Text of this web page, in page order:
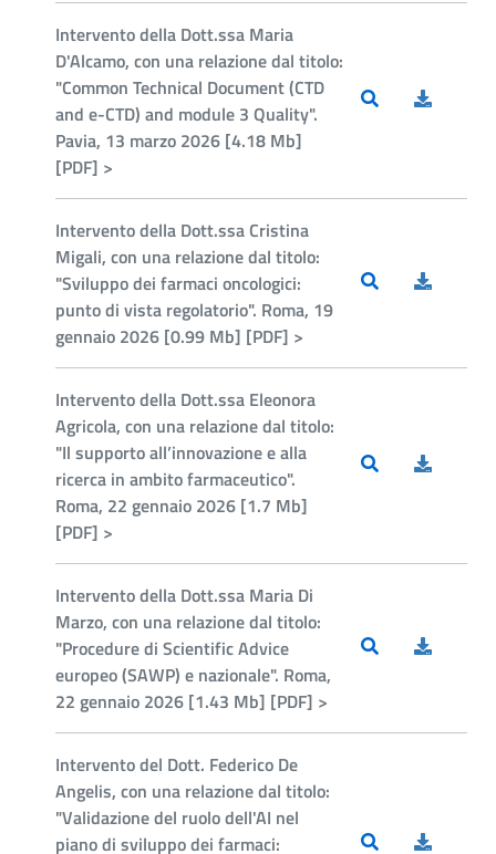
Intervento della Dott.ssa Maria
D'Alcamo, con una relazione dal titolo:
"Common Technical Document (CTD
and e-CTD) and module 3 Quality".
Pavia, 13 marzo 2026 [4.18 Mb]
[PDF] >
Intervento della Dott.ssa Cristina
Migali, con una relazione dal titolo:
"Sviluppo dei farmaci oncologici:
punto di vista regolatorio". Roma, 19
gennaio 2026 [0.99 Mb] [PDF] >
Intervento della Dott.ssa Eleonora
Agricola, con una relazione dal titolo:
"Il supporto all’innovazione e alla
ricerca in ambito farmaceutico".
Roma, 22 gennaio 2026 [1.7 Mb]
[PDF] >
Intervento della Dott.ssa Maria Di
Marzo, con una relazione dal titolo:
"Procedure di Scientific Advice
europeo (SAWP) e nazionale". Roma,
22 gennaio 2026 [1.43 Mb] [PDF] >
Intervento del Dott. Federico De
Angelis, con una relazione dal titolo:
"Validazione del ruolo dell'AI nel
piano di sviluppo dei farmaci: